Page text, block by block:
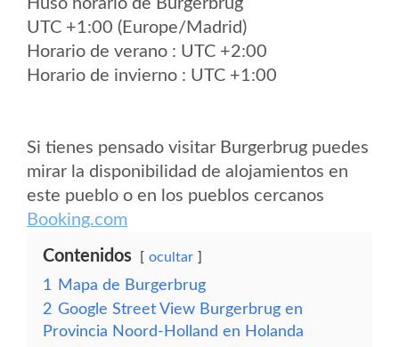
Huso horario de Burgerbrug
UTC +1:00 (Europe/Madrid)
Horario de verano : UTC +2:00
Horario de invierno : UTC +1:00
Si tienes pensado visitar Burgerbrug puedes
mirar la disponibilidad de alojamientos en
este pueblo o en los pueblos cercanos
Booking.com
Contenidos ocultar
1
Mapa de Burgerbrug
2 Google Street View Burgerbrug en
Provincia Noord-Holland en Holanda